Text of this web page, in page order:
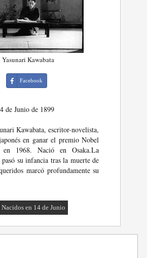
Yasunari Kawabata
Facebook
de Junio de 1899
Kawabata, escritor-novelista,
en ganar el premio Nobel
1968. Nació en Osaka.La
pasó su infancia tras la muerte de
marcó profundamente su
Nacidos en 14 de Junio